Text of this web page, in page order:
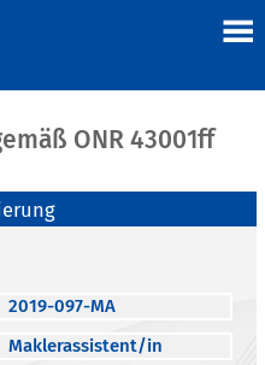
ONR 43001ff
2019-097-MA
Maklerassistent/in